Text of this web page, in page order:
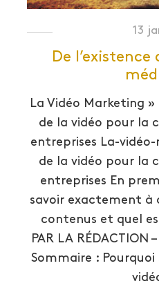
13
De l’existence
La Vidéo Marketing »
de la vidéo pour la
entreprises La-
de la vidéo pour la
entreprises En
savoir exactement à
contenus et quel
PAR LA RÉDACTION
Sommaire :